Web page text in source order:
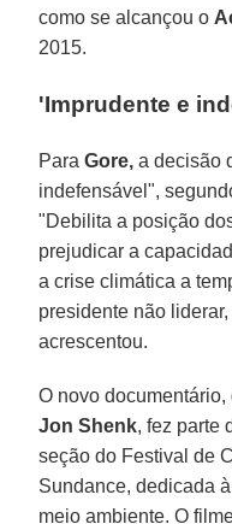
como se alcançou o
2015.
'Imprudente e
ParaGore, a decisão
indefensável",
"Debilita a posição
prejudicar a
a crise climática a
presidente não
acrescentou.
O novo
Jon Shenk, fez parte
seção do Festival de
Sundance, dedicada
meio ambiente. O